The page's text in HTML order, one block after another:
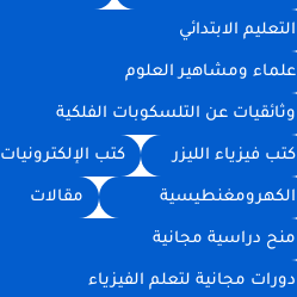
التعليم الابتدائي
علماء ومشاهير العلوم
وثائقيات عن التلسكوبات الفلكية
كتب فيزياء الليزر كتب الإلكترونيات
الكهرومغنطيسية مقالات
منح دراسية مجانية
دورات مجانية لتعلم الفيزياء